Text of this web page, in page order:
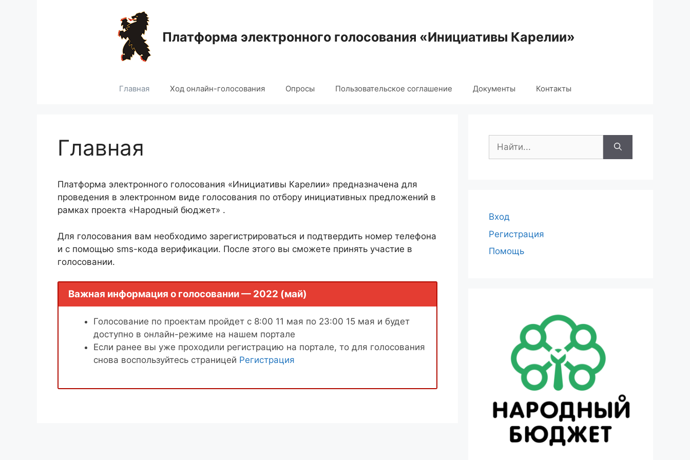
Платформа электронного голосования «Инициативы Карелии»
Главная Ход онлайн-голосования Опросы Пользовательское соглашение Документы Контакты
Главная
Платформа электронного голосования «Инициативы Карелии» предназначена для
проведения в электронном виде голосования по отбору инициативных предложений в
рамках проекта «Народный бюджет» .
Для голосования вам необходимо зарегистрироваться и подтвердить номер телефона
и с помощью sms-кода верификации. После этого вы сможете принять участие в
голосовании.
Важная информация о голосовании — 2022 (май)
Голосование по проектам пройдет с 8:00 11 мая по 23:00 15 мая и будет
доступно в онлайн-режиме на нашем портале
Если ранее вы уже проходили регистрацию на портале, то для голосования
снова воспользуйтесь страницей Регистрация
Поиск:
Вход
Регистрация
Помощь